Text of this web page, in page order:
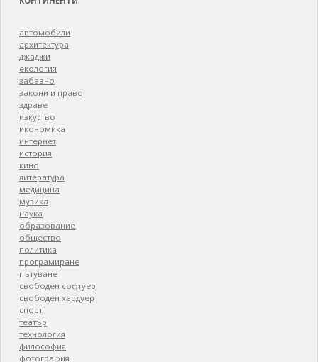
автомобили
архитектура
джаджи
екология
забавно
закони и право
здраве
изкуство
икономика
интернет
история
кино
литература
медицина
музика
наука
образование
общество
политика
програмиране
пътуване
свободен софтуер
свободен хардуер
спорт
театър
технология
философия
фотография